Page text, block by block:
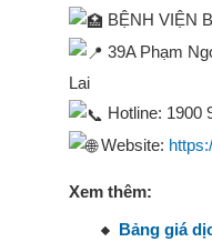
BỆNH VIỆN
39A Phạm
Lai
Hotline: 1900
Website:
Xem thêm:
Bảng giá